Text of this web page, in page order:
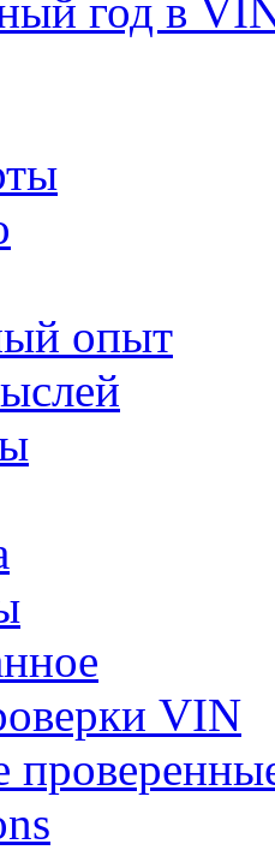
год в
опыт
VIN